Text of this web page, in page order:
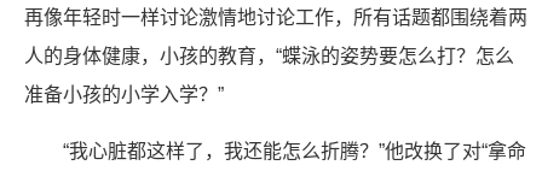
再像年轻时一样讨论激情地讨论工作，所有话题都围绕着两
人的身体健康，小孩的教育，“蝶泳的姿势要怎么打？怎么
准备小孩的小学入学？”
“我心脏都这样了，我还能怎么折腾？”他改换了对“拿命